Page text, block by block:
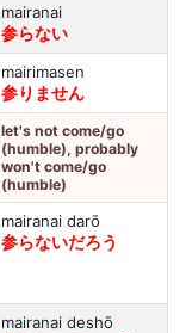
mairanai
参らない
mairimasen
参りません
let's not come/go
(humble), probably
won't come/go
(humble)
mairanai darō
参らないだろう
mairanai deshō